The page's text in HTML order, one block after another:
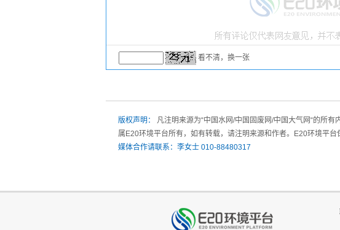
看不清，换一张
版权声明：
凡注明来源为“中国水网/中国固废网/中国大气网“的所
属E20环境平台所有，如有转载，请注明来源和作者。E20环境平台
媒体合作请联系：李女士 010-88480317